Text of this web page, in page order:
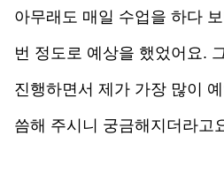
아무래도 매일 수업을 하다
번 정도로 예상을 했었어요.
진행하면서 제가 가장 많이
씀해 주시니 궁금해지더라고